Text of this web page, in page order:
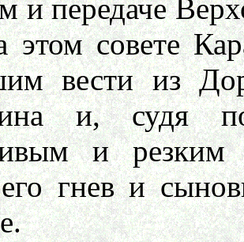
и передаче
совете
вести из
и, судя
и резким
гнев и